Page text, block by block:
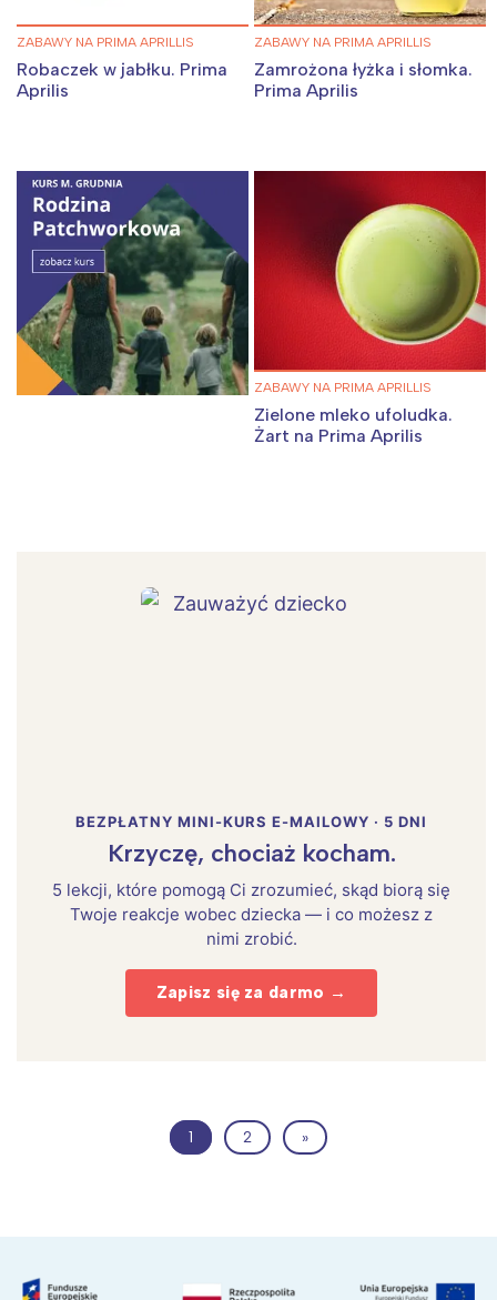
ZABAWY NA PRIMA APRILLIS
Robaczek w jabłku. Prima
Aprilis
ZABAWY NA PRIMA APRILLIS
Zamrożona łyżka i słomka.
Prima Aprilis
ZABAWY NA PRIMA APRILLIS
Zielone mleko ufoludka.
Żart na Prima Aprilis
BEZPŁATNY MINI-KURS E-MAILOWY · 5 DNI
Krzyczę, chociaż kocham.
5 lekcji, które pomogą Ci zrozumieć, skąd biorą się
Twoje reakcje wobec dziecka — i co możesz z
nimi zrobić.
Zapisz się za darmo →
1 2 »